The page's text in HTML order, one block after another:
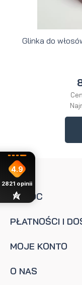
Glinka do
POMOC
PŁATNOŚCI I
MOJE KONTO
O NAS
4.9
2821 opinii